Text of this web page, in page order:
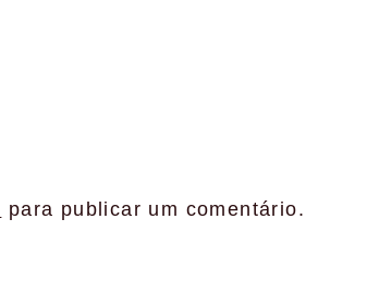
para publicar um comentário.